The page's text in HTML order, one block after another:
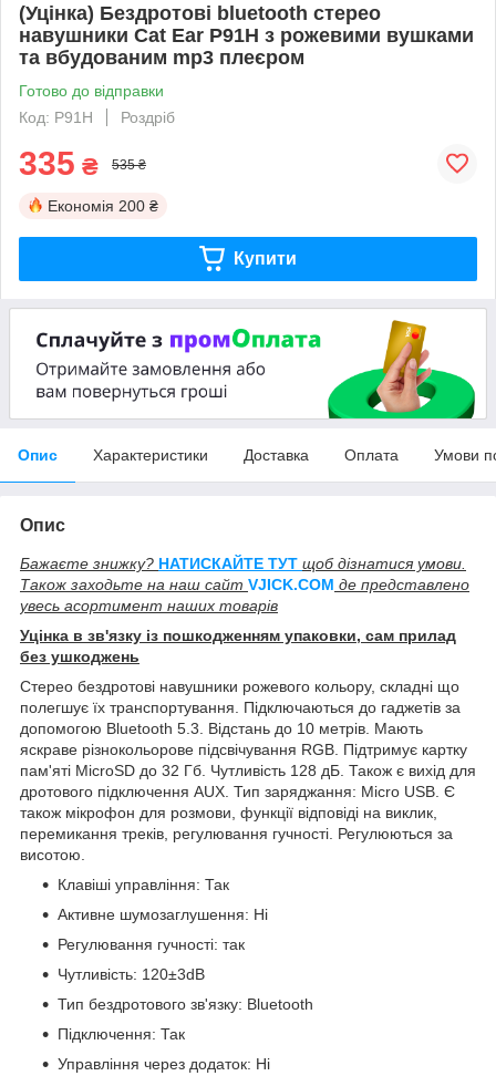
(Уцінка) Бездротові bluetooth стерео
навушники Cat Ear P91H з рожевими вушками
та вбудованим mp3 плеєром
Готово до відправки
Код: P91H
Роздріб
335 ₴ 535 ₴
Економія 200 ₴
Купити
Опис Характеристики Доставка Оплата Умови
Опис
Бажаєте знижку? НАТИСКАЙТЕ ТУТ щоб дізнатися умови.
Також заходьте на наш сайт VJICK.COM де представлено
увесь асортимент наших товарів
Уцінка в зв'язку із пошкодженням упаковки, сам прилад
без ушкоджень
Стерео бездротові навушники рожевого кольору, складні що
полегшує їх транспортування. Підключаються до гаджетів за
допомогою Bluetooth 5.3. Відстань до 10 метрів. Мають
яскраве різнокольорове підсвічування RGB. Підтримує картку
пам'яті MicroSD до 32 Гб. Чутливість 128 дБ. Також є вихід для
дротового підключення AUX. Тип заряджання: Micro USB. Є
також мікрофон для розмови, функції відповіді на виклик,
перемикання треків, регулювання гучності. Регулюються за
висотою.
Клавіші управління: Так
Активне шумозаглушення: Ні
Регулювання гучності: так
Чутливість: 120±3dB
Тип бездротового зв'язку: Bluetooth
Підключення: Так
Управління через додаток: Ні